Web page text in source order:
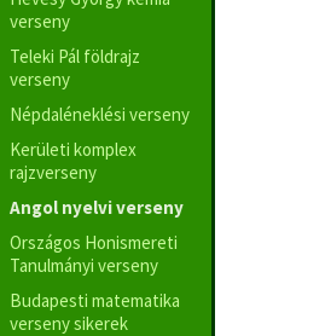
verseny
Teleki Pál földrajz
verseny
Népdaléneklési verseny
Kerületi komplex
rajzverseny
Angol nyelvi verseny
Országos Honismereti
Tanulmányi verseny
Budapesti matematika
verseny sikerek